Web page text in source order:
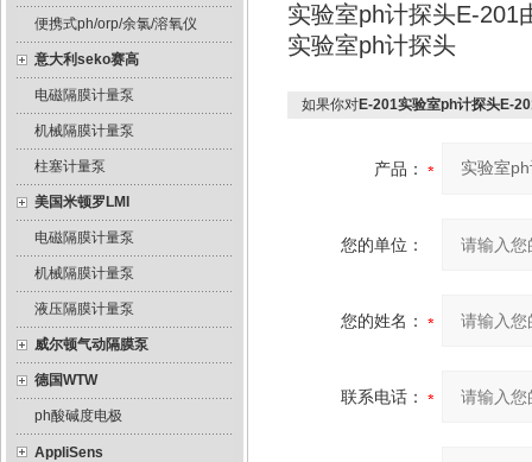
便携式ph/orp/余氯/溶氧仪
意大利seko赛高
电磁隔膜计量泵
机械隔膜计量泵
柱塞计量泵
美国米顿罗LMI
电磁隔膜计量泵
机械隔膜计量泵
液压隔膜计量泵
威尔顿气动隔膜泵
德国WTW
ph酸碱度电极
AppliSens
实验室ph计探头E-201
实验室ph计探头
如果你对E-201实验室ph计探头E-
产品：
您的单位：
您的姓名：
联系电话：